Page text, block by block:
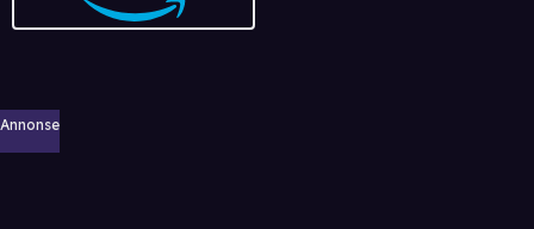
Annonse